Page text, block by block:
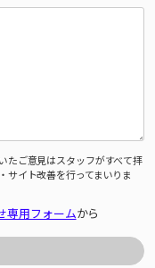
たご意見はスタッフがすべて拝
サイト改善を行ってまいりま
専用フォームから